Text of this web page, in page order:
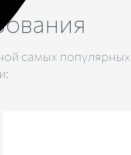
самых популярных